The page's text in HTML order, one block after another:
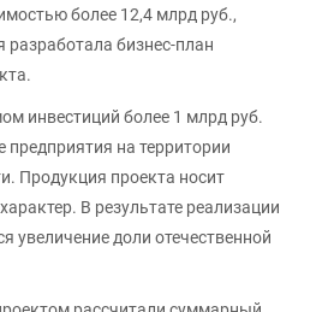
более 12,4 млрд руб.,
разработала бизнес-план
инвестиций более 1 млрд руб.
предприятия на территории
Продукция проекта носит
В результате реализации
увеличение доли отечественной